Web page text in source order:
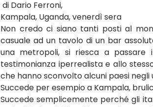
di Dario Ferroni,
Kampala, Uganda, venerdì sera
Non credo ci siano tanti posti al
casuale ad un tavolo di un bar
una metropoli, si riesca a
testimonianza iperrealista e allo
che hanno sconvolto alcuni paesi negli
Succede per esempio a Kampala,
Succede semplicemente perché gli